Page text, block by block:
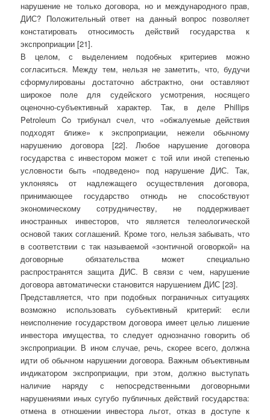
нарушение не только договора, но и международного прав,
ДИС? Положительный ответ на данный вопрос позволяет
констатировать относимость действий государства к
экспроприации [21].
В целом, с выделением подобных критериев можно
согласиться. Между тем, нельзя не заметить, что, будучи
сформулированы достаточно абстрактно, они оставляют
широкое поле для судейского усмотрения, носящего
оценочно-субъективный характер. Так, в деле Phillips
Petroleum Co трибунал счел, что «обжалуемые действия
подходят ближе» к экспроприации, нежели обычному
нарушению договора [22]. Любое нарушение договора
государства с инвестором может с той или иной степенью
условности быть «подведено» под нарушение ДИС. Так,
уклоняясь от надлежащего осуществления договора,
принимающее государство отнюдь не способствуют
экономическому сотрудничеству, не поддерживает
иностранных инвесторов, что является телеологической
основой таких соглашений. Кроме того, нельзя забывать, что
в соответствии с так называемой «зонтичной оговоркой» на
договорные обязательства может специально
распространятся защита ДИС. В связи с чем, нарушение
договора автоматически становится нарушением ДИС [23].
Представляется, что при подобных пограничных ситуациях
возможно использовать субъективный критерий: если
неисполнение государством договора имеет целью лишение
инвестора имущества, то следует однозначно говорить об
экспроприации. В ином случае, речь, скорее всего, должна
идти об обычном нарушении договора. Важным объективным
индикатором экспроприации, при этом, должно выступать
наличие наряду с непосредственными договорными
нарушениями иных сугубо публичных действий государства:
отмена в отношении инвестора льгот, отказ в доступе к